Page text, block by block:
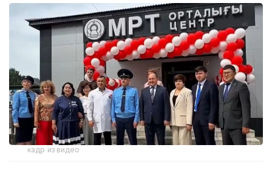
кадр из видео